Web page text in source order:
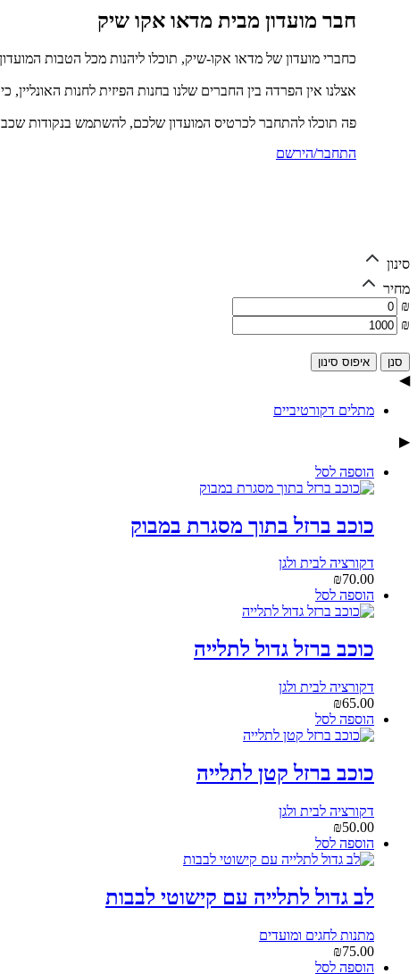
חבר מועדון מבית מדאו אקו שיק
כחברי מועדון של מדאו אקו-שיק, תוכלו ליהנות מכל הטבות
אצלנו אין הפרדה בין החברים שלנו בחנות הפיזית לחנות
פה תוכלו להתחבר לכרטיס המועדון שלכם, להשתמש בנקודות
התחבר/הירשם
סינון
מחיר
₪
₪
איפוס סינון
◀
מתלים דקורטיביים
▶
הוספה לסל
כוכב ברזל בתוך מסגרת במבוק
דקורציה לבית ולגן
₪70.00
הוספה לסל
כוכב ברזל גדול לתלייה
דקורציה לבית ולגן
₪65.00
הוספה לסל
כוכב ברזל קטן לתלייה
דקורציה לבית ולגן
₪50.00
הוספה לסל
לב גדול לתלייה עם קישוטי לבבות
מתנות לחגים ומועדים
₪75.00
הוספה לסל